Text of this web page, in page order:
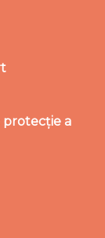
protecție a